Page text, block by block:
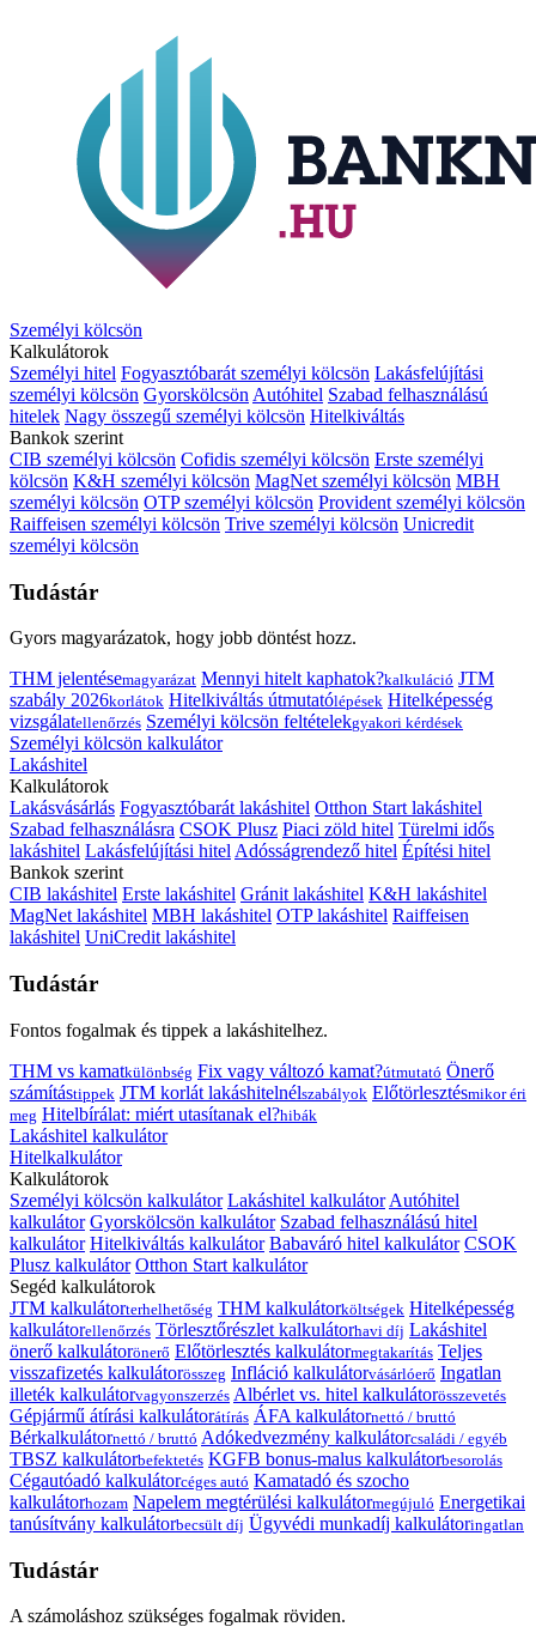
Személyi kölcsön
Kalkulátorok
Személyi hitel Fogyasztóbarát személyi kölcsön Lakásfelújítási
személyi kölcsön Gyorskölcsön Autóhitel Szabad felhasználású
hitelek Nagy összegű személyi kölcsön Hitelkiváltás
Bankok szerint
CIB személyi kölcsön Cofidis személyi kölcsön Erste személyi
kölcsön K&H személyi kölcsön MagNet személyi kölcsön MBH
személyi kölcsön OTP személyi kölcsön Provident személyi kölcsön
Raiffeisen személyi kölcsön Trive személyi kölcsön Unicredit
személyi kölcsön
Tudástár
Gyors magyarázatok, hogy jobb döntést hozz.
THM jelentésemagyarázat Mennyi hitelt kaphatok?kalkuláció JTM
szabály 2026korlátok Hitelkiváltás útmutatólépések Hitelképesség
vizsgálatellenőrzés Személyi kölcsön feltételekgyakori kérdések
Személyi kölcsön kalkulátor
Lakáshitel
Kalkulátorok
Lakásvásárlás Fogyasztóbarát lakáshitel Otthon Start lakáshitel
Szabad felhasználásra CSOK Plusz Piaci zöld hitel Türelmi idős
lakáshitel Lakásfelújítási hitelAdósságrendező hitel Építési hitel
Bankok szerint
CIB lakáshitel Erste lakáshitel Gránit lakáshitel K&H lakáshitel
MagNet lakáshitel MBH lakáshitel OTP lakáshitel Raiffeisen
lakáshitel UniCredit lakáshitel
Tudástár
Fontos fogalmak és tippek a lakáshitelhez.
THM vs kamatkülönbség Fix vagy változó kamat?útmutató Önerő
számítástippek JTM korlát lakáshitelnélszabályok Előtörlesztésmikor éri
meg Hitelbírálat: miért utasítanak el?hibák
Lakáshitel kalkulátor
Hitelkalkulátor
Kalkulátorok
Személyi kölcsön kalkulátor Lakáshitel kalkulátor Autóhitel
kalkulátor Gyorskölcsön kalkulátor Szabad felhasználású hitel
kalkulátor Hitelkiváltás kalkulátor Babaváró hitel kalkulátor CSOK
Plusz kalkulátor Otthon Start kalkulátor
Segéd kalkulátorok
JTM kalkulátorterhelhetőség THM kalkulátorköltségek Hitelképesség
kalkulátorellenőrzés Törlesztőrészlet kalkulátorhavi díj Lakáshitel
önerő kalkulátorönerő Előtörlesztés kalkulátormegtakarítás Teljes
visszafizetés kalkulátorösszeg Infláció kalkulátorvásárlóerő Ingatlan
illeték kalkulátorvagyonszerzés Albérlet vs. hitel kalkulátorösszevetés
Gépjármű átírási kalkulátorátírás ÁFA kalkulátornettó / bruttó
Bérkalkulátornettó / bruttó Adókedvezmény kalkulátorcsaládi / egyéb
TBSZ kalkulátorbefektetés KGFB bonus-malus kalkulátorbesorolás
Cégautóadó kalkulátorcéges autó Kamatadó és szocho
kalkulátorhozam Napelem megtérülési kalkulátormegújuló Energetikai
tanúsítvány kalkulátorbecsült díj Ügyvédi munkadíj kalkulátoringatlan
Tudástár
A számoláshoz szükséges fogalmak röviden.